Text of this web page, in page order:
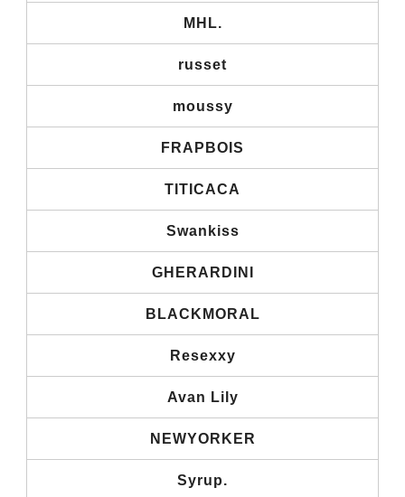
MHL.
russet
moussy
FRAPBOIS
TITICACA
Swankiss
GHERARDINI
BLACKMORAL
Resexxy
Avan Lily
NEWYORKER
Syrup.